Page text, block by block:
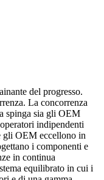
del progresso.
La concorrenza
spinga sia gli OEM
indipendenti
OEM eccellono in
i componenti e
in continua
equilibrato in cui i